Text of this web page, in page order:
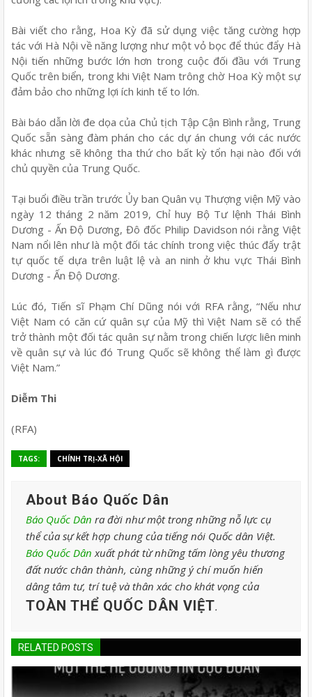
Bài viết cho rằng, Hoa Kỳ đã sử dụng việc tăng cường hợp
tác với Hà Nội về năng lượng như một vỏ bọc để thúc đẩy Hà
Nội tiến những bước lớn hơn trong cuộc đối đầu với Trung
Quốc trên biển, trong khi Việt Nam trông chờ Hoa Kỳ một sự
đảm bảo cho những lợi ích kinh tế to lớn.
Bài báo dẫn lời đe dọa của Chủ tịch Tập Cận Bình rằng, Trung
Quốc sẵn sàng đàm phán cho các dự án chung với các nước
khác nhưng sẽ không tha thứ cho bất kỳ tổn hại nào đối với
chủ quyền của Trung Quốc.
Tại buổi điều trần trước Ủy ban Quân vụ Thượng viện Mỹ vào
ngày 12 tháng 2 năm 2019, Chỉ huy Bộ Tư lệnh Thái Bình
Dương - Ấn Độ Dương, Đô đốc Philip Davidson nói rằng Việt
Nam nổi lên như là một đối tác chính trong việc thúc đẩy trật
tự quốc tế dựa trên luật lệ và an ninh ở khu vực Thái Bình
Dương - Ấn Độ Dương.
Lúc đó, Tiến sĩ Phạm Chí Dũng nói với RFA rằng, “Nếu như
Việt Nam có căn cứ quân sự của Mỹ thì Việt Nam sẽ có thể
trở thành một đối tác quân sự nằm trong chiến lược liên minh
về quân sự và lúc đó Trung Quốc sẽ không thể làm gì được
Việt Nam.”
Diễm Thi
(RFA)
TAGS: CHÍNH TRỊ-XÃ HỘI
About Báo Quốc Dân
Báo Quốc Dân ra đời như một trong những nỗ lực cụ
thể của sự kết hợp chung của tiếng nói Quốc dân Việt.
Báo Quốc Dân xuất phát từ những tấm lòng yêu thương
đất nước chân thành, cùng những ý chí muốn hiến
dâng tâm tư, trí tuệ và thân xác cho khát vọng của
TOÀN THỂ QUỐC DÂN VIỆT.
RELATED POSTS